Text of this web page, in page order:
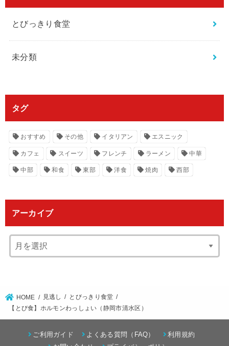
とびっきり食堂
未分類
タグ
おすすめ その他 イタリアン エスニック
カフェ スイーツ フレンチ ラーメン 中華
中部 和食 東部 洋食 焼肉 西部
アーカイブ
HOME 見逃し
とびっきり食堂
【とび食】ホルモンわっしょい（静岡市清水区）
ご利用ガイド よくある質問（FAQ）
利用規約